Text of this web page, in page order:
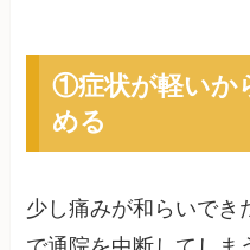
①症状が軽いか
める
少し痛みが和らいでき